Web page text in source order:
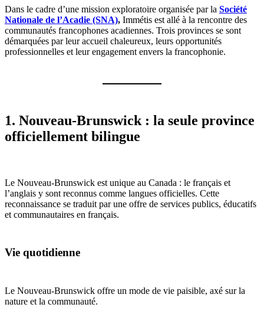
Dans le cadre d’une mission exploratoire organisée par la Société
Nationale de l’Acadie (SNA), Immétis est allé à la rencontre des
communautés francophones acadiennes. Trois provinces se sont
démarquées par leur accueil chaleureux, leurs opportunités
professionnelles et leur engagement envers la francophonie.
1. Nouveau-Brunswick : la seule province
officiellement bilingue
Le Nouveau-Brunswick est unique au Canada : le français et
l’anglais y sont reconnus comme langues officielles. Cette
reconnaissance se traduit par une offre de services publics, éducatifs
et communautaires en français.
Vie quotidienne
Le Nouveau-Brunswick offre un mode de vie paisible, axé sur la
nature et la communauté.